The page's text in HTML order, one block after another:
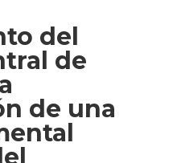
del
de
de una